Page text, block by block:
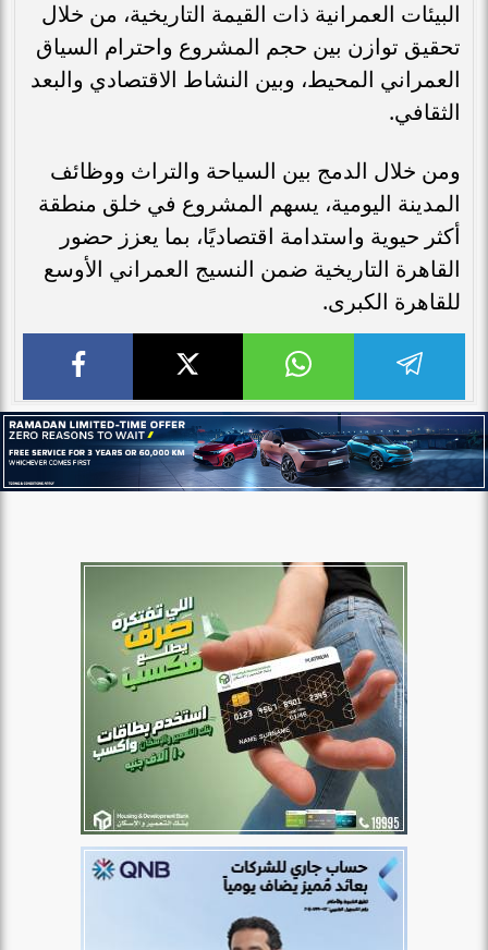
البيئات العمرانية ذات القيمة التاريخية، من خلال
تحقيق توازن بين حجم المشروع واحترام السياق
العمراني المحيط، وبين النشاط الاقتصادي والبعد
الثقافي.
ومن خلال الدمج بين السياحة والتراث ووظائف
المدينة اليومية، يسهم المشروع في خلق منطقة
أكثر حيوية واستدامة اقتصاديًا، بما يعزز حضور
القاهرة التاريخية ضمن النسيج العمراني الأوسع
للقاهرة الكبرى.